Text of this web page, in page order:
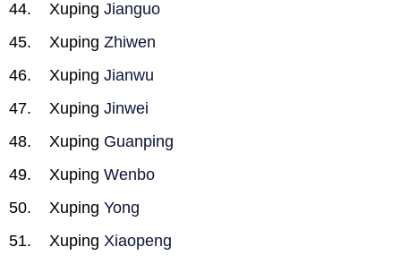
Xuping Jianguo
Xuping Zhiwen
Xuping Jianwu
Xuping Jinwei
Xuping Guanping
Xuping Wenbo
Xuping Yong
Xuping Xiaopeng